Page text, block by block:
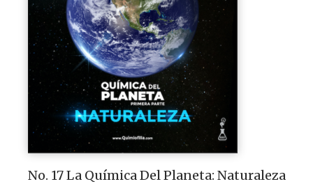
No. 17 La Química Del Planeta: Naturaleza